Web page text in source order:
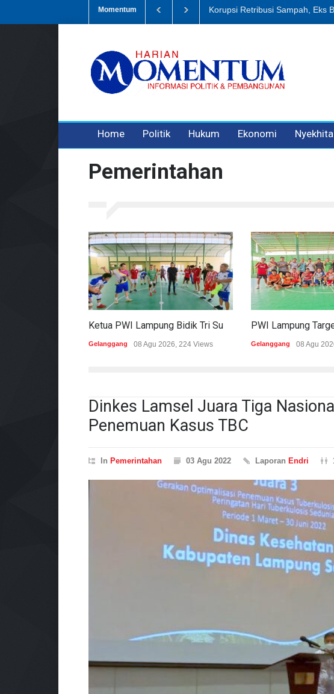
Momentum
Eks Bendahara Pembantu DLH Divonis 5 Tahun Dugaan Penipuan Oleh
Home Politik Hukum Ekonomi Nyekhita
Pemerintahan
Gelanggang 08 Agu 2026, 224 Views Gelanggang 08 Agu
Dinkes Lamsel Juara Tiga
Penemuan Kasus TBC
In Pemerintahan 03 Agu 2022 Laporan Endri